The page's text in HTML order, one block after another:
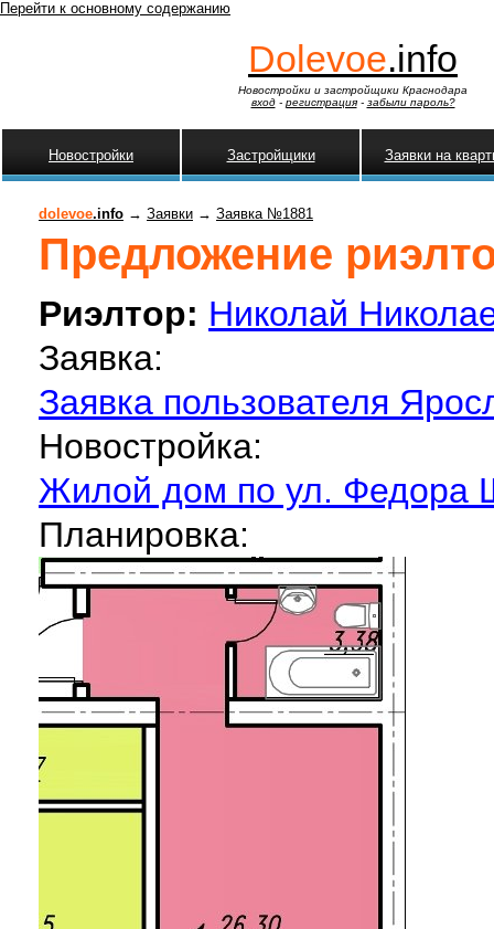
Перейти к основному содержанию
Dolevoe.info
Новостройки и застройщики Краснодара
вход- регистрация- забыли пароль?
Новостройки Застройщики Заявки на
dolevoe.info → Заявки → Заявка №1881
Предложение
Риэлтор: Николай
Заявка:
Заявка пользователя
Новостройка:
Жилой дом по ул. Федора
Планировка: